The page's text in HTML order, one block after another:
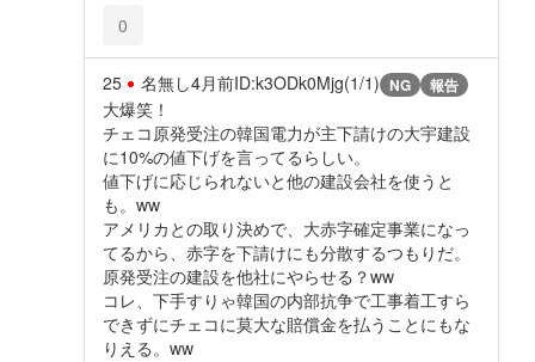
0
25 名無し4月前ID:k3ODk0Mjg(1/1) NG 報告
大爆笑！
チェコ原発受注の韓国電力が主下請けの大宇建設
に10%の値下げを言ってるらしい。
値下げに応じられないと他の建設会社を使うと
も。ww
アメリカとの取り決めで、大赤字確定事業になっ
てるから、赤字を下請けにも分散するつもりだ。
原発受注の建設を他社にやらせる？ww
コレ、下手すりゃ韓国の内部抗争で工事着工すら
できずにチェコに莫大な賠償金を払うことにもな
りえる。ww